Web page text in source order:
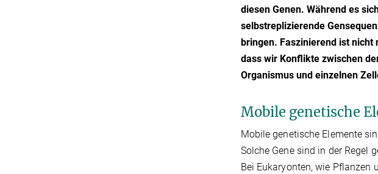
diesen Genen. Während es
selbstreplizierende
bringen. Faszinierend ist
dass wir Konflikte zwischen
Organismus und einzelnen
Mobile genetische
Mobile genetische Elemente
Solche Gene sind in der Regel
Bei Eukaryonten, wie Pflanzen